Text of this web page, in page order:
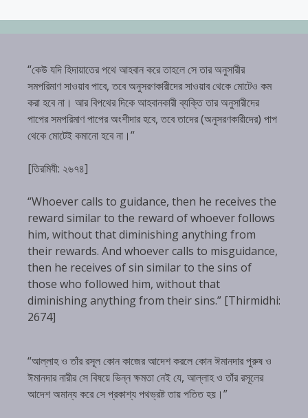
“কেউ যদি হিদায়াতের পথে আহবান করে তাহলে সে তার অনুসারীর
সমপরিমাণ সাওয়াব পাবে, তবে অনুসরণকারীদের সাওয়াব থেকে মোটেও কম
করা হবে না। আর বিপথের দিকে আহবানকারী ব্যক্তি তার অনুসারীদের
পাপের সমপরিমাণ পাপের অংশীদার হবে, তবে তাদের (অনুসরণকারীদের) পাপ
থেকে মোটেই কমানো হবে না।”
[তিরমিযী: ২৬৭৪]
“Whoever calls to guidance, then he receives the
reward similar to the reward of whoever follows
him, without that diminishing anything from
their rewards. And whoever calls to misguidance,
then he receives of sin similar to the sins of
those who followed him, without that
diminishing anything from their sins.” [Thirmidhi:
2674]
“আল্লাহ ও তাঁর রসূল কোন কাজের আদেশ করলে কোন ঈমানদার পুরুষ ও
ঈমানদার নারীর সে বিষয়ে ভিন্ন ক্ষমতা নেই যে, আল্লাহ ও তাঁর রসূলের
আদেশ অমান্য করে সে প্রকাশ্য পথভ্রষ্ট তায় পতিত হয়।”